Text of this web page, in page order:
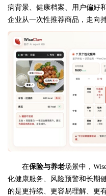
病背景、健康档案、用户偏好
企业从一次性推荐商品，走向
在保险与养老场景中，
化健康服务、风险预警和长期
的是更持续、更容易理解、更